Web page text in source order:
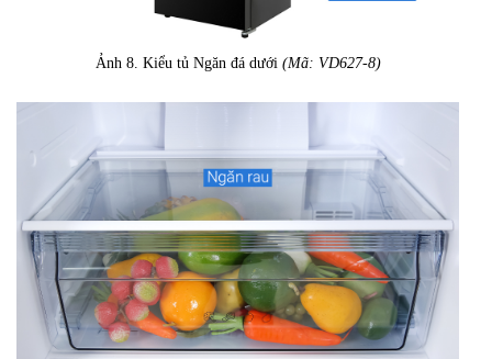
Ảnh 8. Kiểu tủ Ngăn đá dưới (Mã: VD627-8)